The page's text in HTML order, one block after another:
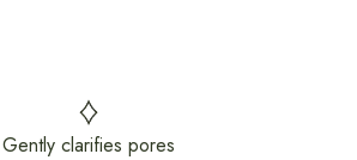
Gently clarifies pores